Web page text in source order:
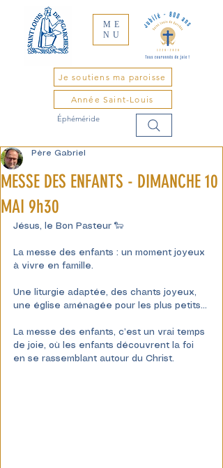
ME
NU
Je soutiens ma paroisse
Année Saint-Louis
Éphéméride
MESSE DES ENFANTS - DIMANCHE 10
MAI 9h30
Père Gabriel
Jésus, le Bon Pasteur 🐑
La messe des enfants : un moment joyeux
à vivre en famille.
Une liturgie adaptée, des chants joyeux,
une église aménagée pour les plus petits…
La messe des enfants, c’est un vrai temps
de joie, où les enfants découvrent la foi
en se rassemblant autour du Christ.